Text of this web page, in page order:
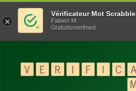
Vérificateur Mot Scrabble
Fabien M
Gratuitundefined